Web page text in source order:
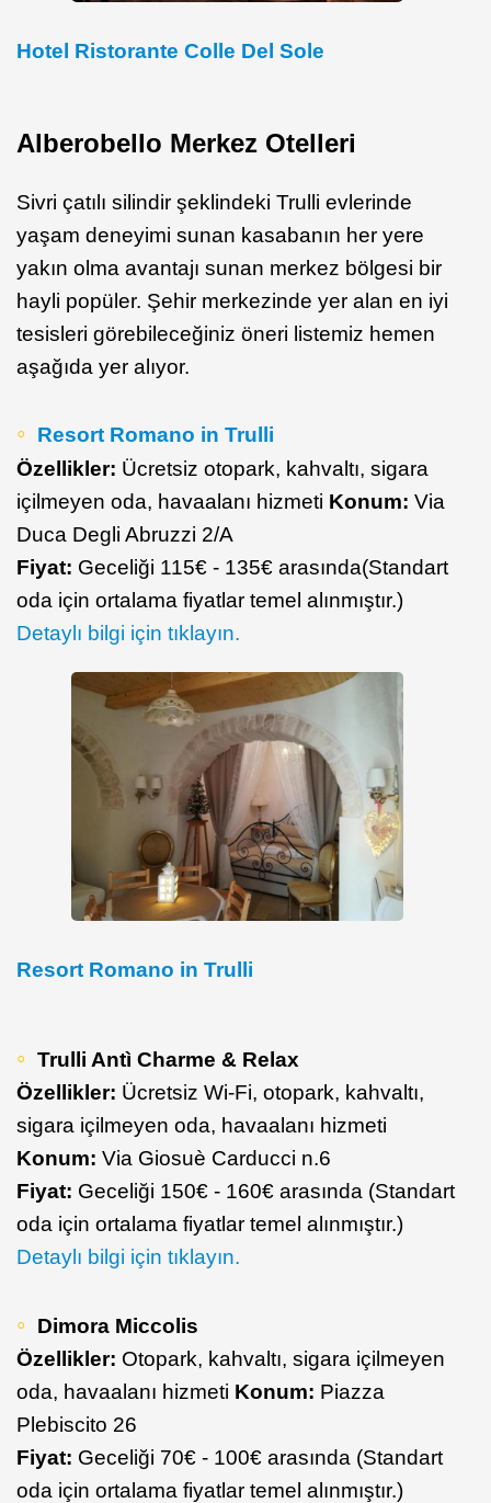
Hotel Ristorante Colle Del Sole
Alberobello Merkez Otelleri
Sivri çatılı silindir şeklindeki Trulli evlerinde
yaşam deneyimi sunan kasabanın her yere
yakın olma avantajı sunan merkez bölgesi bir
hayli popüler. Şehir merkezinde yer alan en iyi
tesisleri görebileceğiniz öneri listemiz hemen
aşağıda yer alıyor.
Resort Romano in Trulli
Özellikler: Ücretsiz otopark, kahvaltı, sigara
içilmeyen oda, havaalanı hizmeti Konum: Via
Duca Degli Abruzzi 2/A
Fiyat: Geceliği 115€ - 135€ arasında(Standart
oda için ortalama fiyatlar temel alınmıştır.)
Detaylı bilgi için tıklayın.
Resort Romano in Trulli
Trulli Antì Charme & Relax
Özellikler: Ücretsiz Wi-Fi, otopark, kahvaltı,
sigara içilmeyen oda, havaalanı hizmeti
Konum: Via Giosuè Carducci n.6
Fiyat: Geceliği 150€ - 160€ arasında (Standart
oda için ortalama fiyatlar temel alınmıştır.)
Detaylı bilgi için tıklayın.
Dimora Miccolis
Özellikler: Otopark, kahvaltı, sigara içilmeyen
oda, havaalanı hizmeti Konum: Piazza
Plebiscito 26
Fiyat: Geceliği 70€ - 100€ arasında (Standart
oda için ortalama fiyatlar temel alınmıştır.)